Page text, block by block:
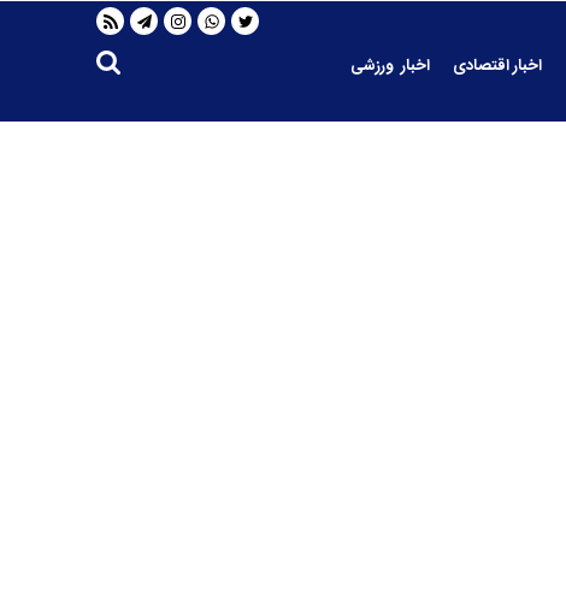
اخبار اقتصادی
اخبار ورزشی